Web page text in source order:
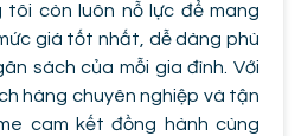
tôi còn luôn nỗ lực để mang
giá tốt nhất, dễ dàng phù
sách của mỗi gia đình. Với
hàng chuyên nghiệp và tận
cam kết đồng hành cùng